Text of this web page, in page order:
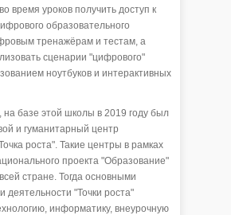
время уроков получить доступ к
образовательного
тренажёрам и тестам, а
сценарии "цифрового"
ноутбуков и интерактивных
базе этой школы в 2019 году был
и гуманитарный центр
роста". Такие центры в рамках
проекта "Образование"
стране. Тогда основными
деятельности "Точки роста"
информатику, внеурочную